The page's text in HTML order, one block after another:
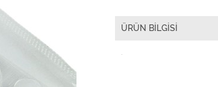
ÜRÜN BILGISI
.